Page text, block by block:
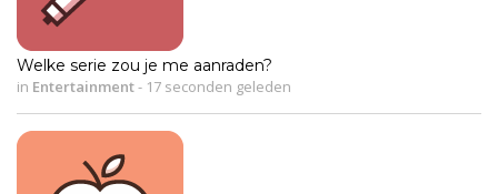
Welke serie zou je me aanraden?
in Entertainment- 17 seconden geleden